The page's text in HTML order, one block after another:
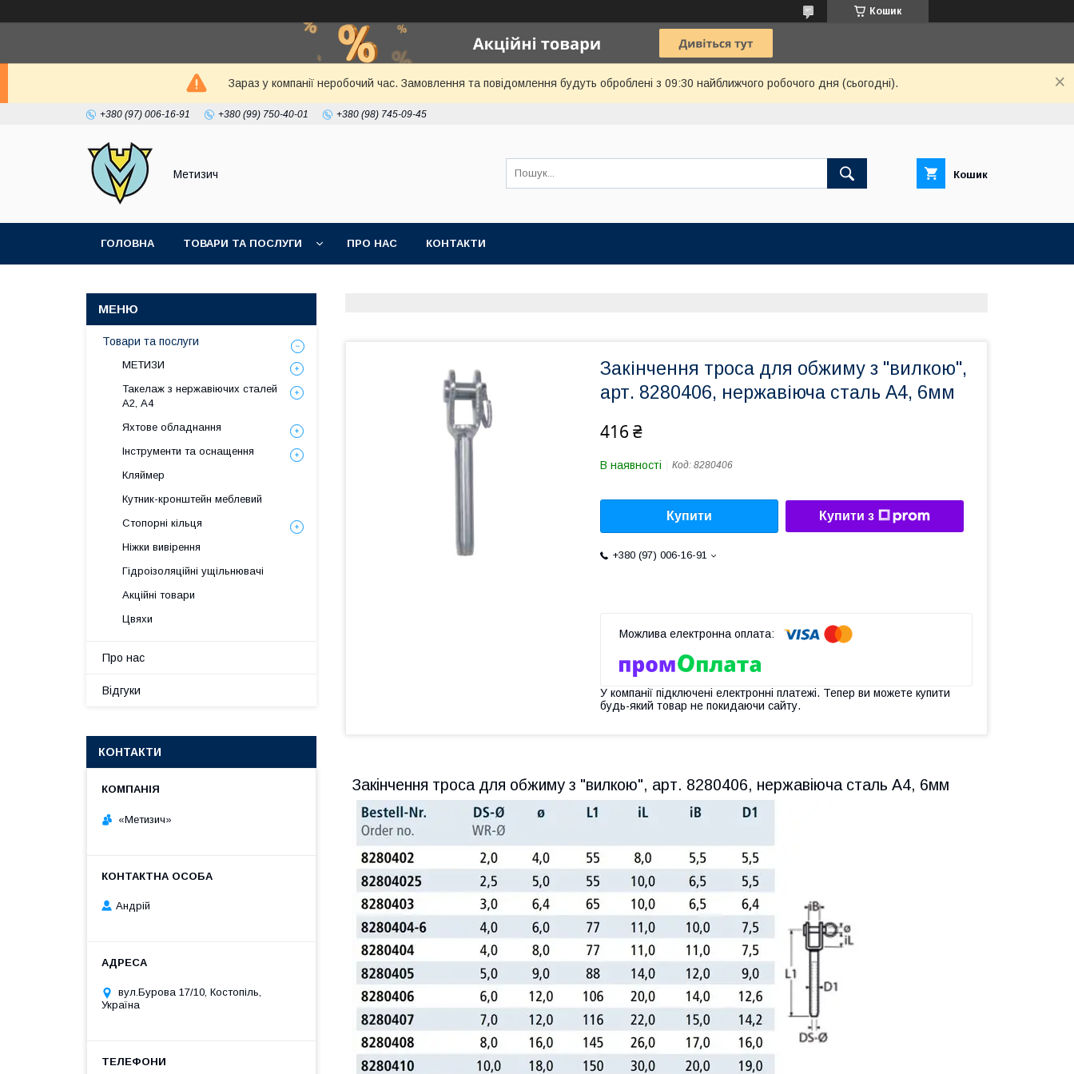
Кошик
Зараз у компанії неробочий час. Замовлення та повідомлення будуть оброблені з 09:30 найближчого робочого дня (сьогодні).
+380 (97) 006-16-91 +380 (99) 750-40-01 +380 (98) 745-09-45
Метизич Кошик
ГОЛОВНА ТОВАРИ ТА ПОСЛУГИ ПРО НАС КОНТАКТИ
Закінчення троса для обжиму з "вилкою",
арт. 8280406, нержавіюча сталь А4, 6мм
416 ₴
В наявності Код: 8280406
Купити Купити з
+380 (97) 006-16-91
У компанії підключені електронні платежі. Тепер ви можете купити
будь-який товар не покидаючи сайту.
Закінчення троса для обжиму з "вилкою", арт. 8280406, нержавіюча сталь А4, 6мм
Товари та послуги
МЕТИЗИ
Такелаж з нержавіючих сталей
А2, А4
Яхтове обладнання
Інструменти та оснащення
Кляймер
Кутник-кронштейн меблевий
Стопорні кільця
Ніжки вивірення
Гідроізоляційні ущільнювачі
Акційні товари
Цвяхи
Про нас
Відгуки
КОНТАКТИ
«Метизич»
Андрій
вул.Бурова 17/10, Костопіль,
Україна